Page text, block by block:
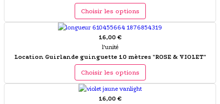
Choisir les options
16,00 €
l'unité
Location Guirlande guinguette 10 mètres "ROSE & VIOLET"
Choisir les options
16,00 €